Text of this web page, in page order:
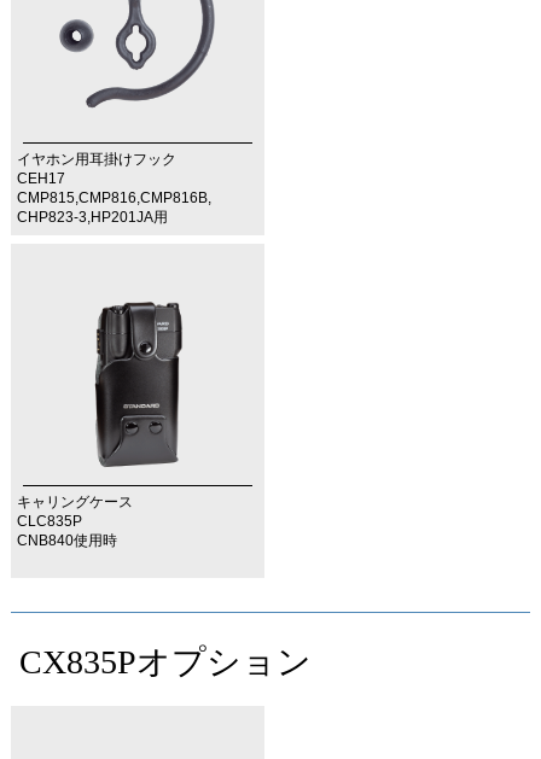
イヤホン用耳掛けフック
CEH17
CMP815,CMP816,CMP816B,
CHP823-3,HP201JA用
キャリングケース
CLC835P
CNB840使用時
CX835Pオプション